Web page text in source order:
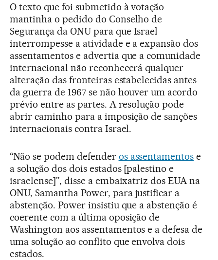
O texto que foi submetido à votação
mantinha o pedido do Conselho de
Segurança da ONU para que Israel
interrompesse a atividade e a expansão dos
assentamentos e advertia que a comunidade
internacional não reconhecerá qualquer
alteração das fronteiras estabelecidas antes
da guerra de 1967 se não houver um acordo
prévio entre as partes. A resolução pode
abrir caminho para a imposição de sanções
internacionais contra Israel.
“Não se podem defender os assentamentos e
a solução dos dois estados [palestino e
israelense]”, disse a embaixatriz dos EUA na
ONU, Samantha Power, para justificar a
abstenção. Power insistiu que a abstenção é
coerente com a última oposição de
Washington aos assentamentos e a defesa de
uma solução ao conflito que envolva dois
estados.